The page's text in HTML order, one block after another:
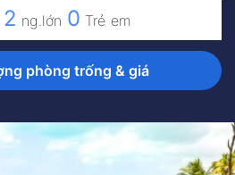
2 ng.lớn 0 Trẻ em
phòng trống & giá